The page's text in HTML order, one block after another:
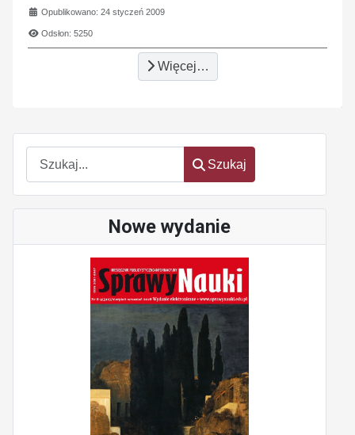
Szukaj
Szukaj
Nowe wydanie
Opublikowano: 24 styczeń 2009
Odsłon: 5250
Więcej…